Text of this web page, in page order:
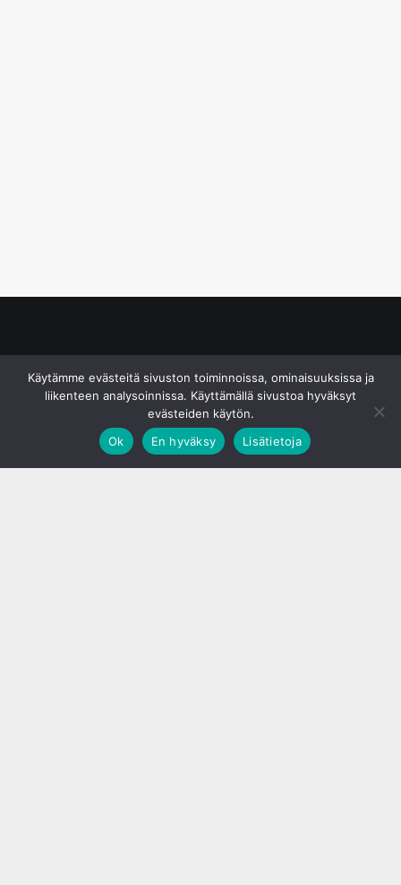
Käytämme evästeitä sivuston toiminnoissa, ominaisuuksissa ja
liikenteen analysoinnissa. Käyttämällä sivustoa hyväksyt
evästeiden käytön.
Ok
En hyväksy Lisätietoja